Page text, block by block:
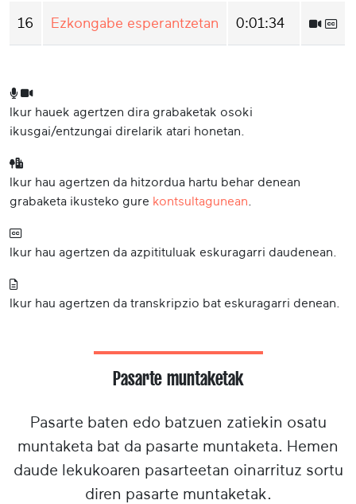
16 Ezkongabe esperantzetan 0:01:34
Ikur hauek agertzen dira grabaketak osoki
ikusgai/entzungai direlarik atari honetan.
Ikur hau agertzen da hitzordua hartu behar denean
grabaketa ikusteko gure kontsultagunean
Ikur hau agertzen da azpitituluak eskuragarri daudenean.
Ikur hau agertzen da transkripzio bat eskuragarri denean.
Pasarte muntaketak
Pasarte baten edo batzuen zatiekin osatu
muntaketa bat da pasarte muntaketa. Hemen
daude lekukoaren pasarteetan oinarrituz sortu
diren pasarte muntaketak.